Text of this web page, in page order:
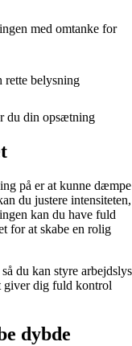
med omtanke for
rette belysning
du din opsætning
på er at kunne dæmpe
du justere intensiteten,
kan du have fuld
for at skabe en rolig
du kan styre arbejdslys
giver dig fuld kontrol
dybde